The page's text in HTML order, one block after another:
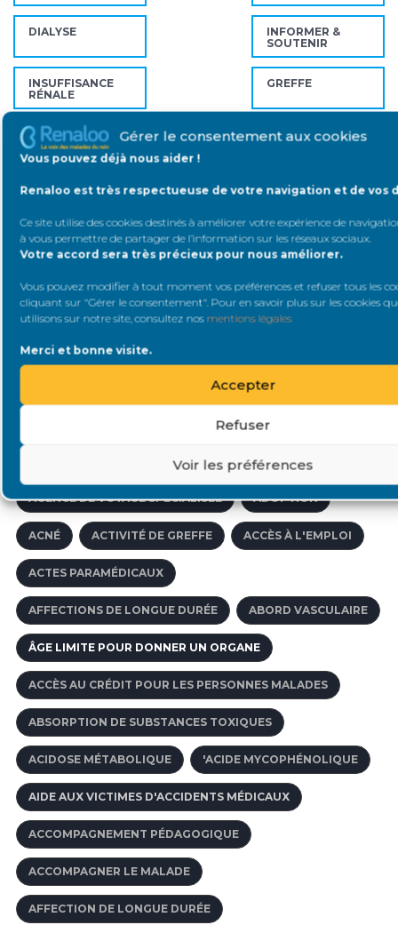
Gérer le consentement aux cookies
Vous pouvez déjà nous aider !
Renaloo est très respectueuse de votre navigation et de vos
Ce site utilise des cookies destinés à améliorer votre expérience de
à vous permettre de partager de l’information sur les réseaux sociaux.
Votre accord sera très précieux pour nous améliorer.
Vous pouvez modifier à tout moment vos préférences et refuser tous les
cliquant sur "Gérer le consentement". Pour en savoir plus sur les cookies
utilisons sur notre site, consultez nos mentions légales
Merci et bonne visite.
Accepter
Refuser
Voir les préférences
DIALYSE
INFORMER &
SOUTENIR
INSUFFISANCE
RÉNALE
GREFFE
MOIPATIENT MALADIES RÉNALES
SAVOIR & FAIRE
SAVOIR
PLAIDOYER
DOCUMENT RECHERCHE
VIDÉO
ETATS GÉNÉRAUX
DU REIN
Mots-clés
AIDE AUX VICTIMES D'ACCIDENTS MÉDICAUX OU D'ALÉAS
À L'ÉTRANGER
AGENCE DE VOYAGE SPÉCIALISÉE ADOPTION
ACNÉ ACTIVITÉ DE GREFFE ACCÈS À L'EMPLOI
ACTES PARAMÉDICAUX
AFFECTIONS DE LONGUE DURÉE ABORD VASCULAIRE
ÂGE LIMITE POUR DONNER UN ORGANE
ACCÈS AU CRÉDIT POUR LES PERSONNES MALADES
ABSORPTION DE SUBSTANCES TOXIQUES
ACIDOSE MÉTABOLIQUE 'ACIDE MYCOPHÉNOLIQUE
AIDE AUX VICTIMES D'ACCIDENTS MÉDICAUX
ACCOMPAGNEMENT PÉDAGOGIQUE
ACCOMPAGNER LE MALADE
AFFECTION DE LONGUE DURÉE